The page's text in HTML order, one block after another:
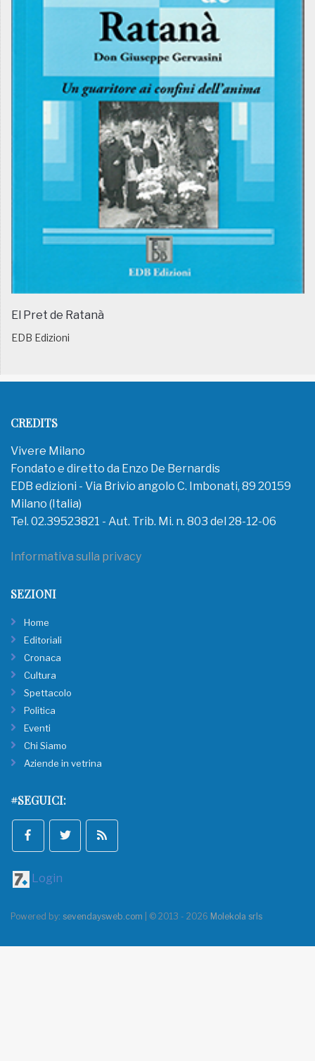
El Pret de Ratanà
EDB Edizioni
CREDITS
Vivere Milano
Fondato e diretto da Enzo De Bernardis
EDB edizioni - Via Brivio angolo C. Imbonati, 89 20159
Milano (Italia)
Tel. 02.39523821 - Aut. Trib. Mi. n. 803 del 28-12-06
Informativa sulla privacy
SEZIONI
Home
Editoriali
Cronaca
Cultura
Spettacolo
Politica
Eventi
Chi Siamo
Aziende in vetrina
#SEGUICI:
Login
Powered by: sevendaysweb.com | © 2013 - 2026 Molekola srls